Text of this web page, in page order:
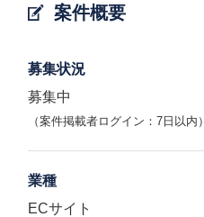
案件概要
募集状況
募集中
（案件掲載者ログイン：7日以内）
業種
ECサイト